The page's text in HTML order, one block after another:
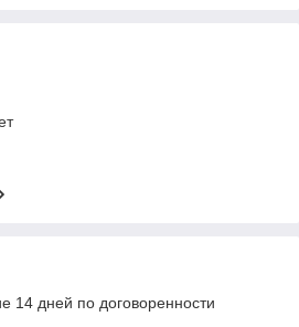
14 дней по договоренности